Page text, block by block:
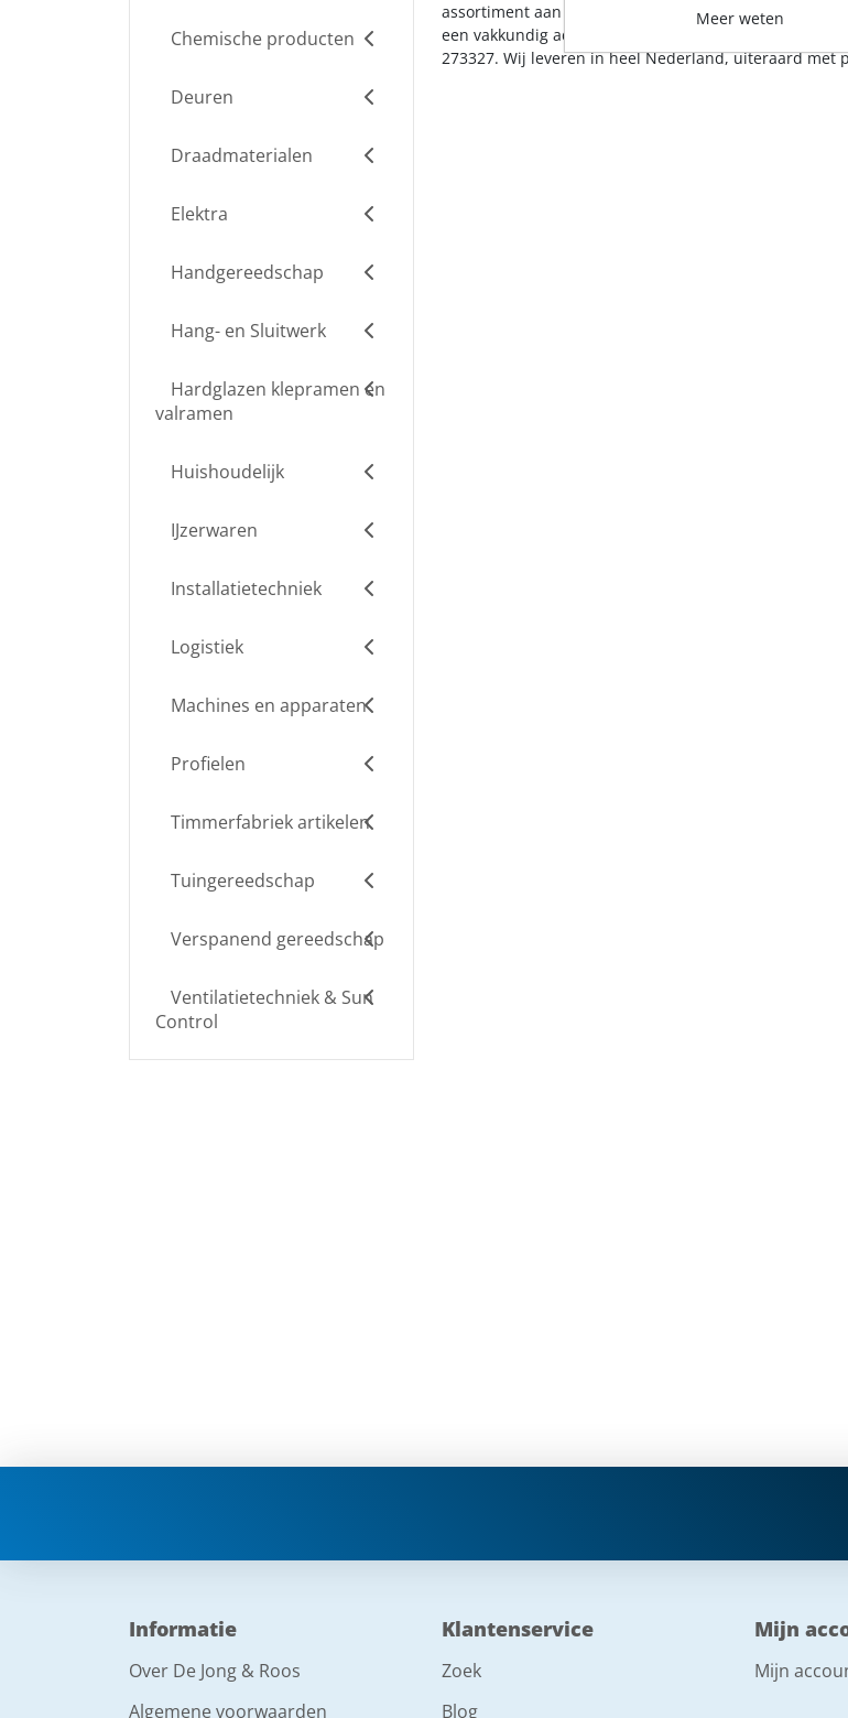
Chemische producten
Deuren
Draadmaterialen
Elektra
Handgereedschap
Hang- en Sluitwerk
Hardglazen klepramen en
valramen
Huishoudelijk
IJzerwaren
Installatietechniek
Logistiek
Machines en apparaten
Profielen
Timmerfabriek artikelen
Tuingereedschap
Verspanend gereedschap
Ventilatietechniek & Sun
Control
assortiment aan te bieden. Mocht er toch een artikel
een vakkundig advies en/of bestelling tegen een
273327. Wij leveren in heel Nederland, uiteraard met
Informatie
Over De Jong & Roos
Algemene voorwaarden
Klantenservice
Zoek
Blog
Mijn
Mijn
Meer weten